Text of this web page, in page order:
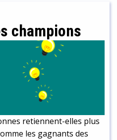
champions
retiennent-elles plus
les gagnants des